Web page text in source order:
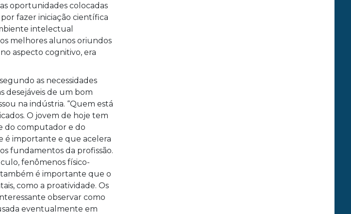
oportunidades colocadas
fazer iniciação científica
intelectual
melhores alunos oriundos
aspecto cognitivo, era
as necessidades
desejáveis de um bom
na indústria. “Quem está
O jovem de hoje tem
do computador e do
é importante e que acelera
fundamentos da profissão.
fenômenos físico-
é importante que o
como a proatividade. Os
observar como
eventualmente em